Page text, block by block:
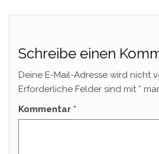
Schreibe einen
Deine E-Mail-Adresse wird nicht
Erforderliche Felder sind mit *
Kommentar *